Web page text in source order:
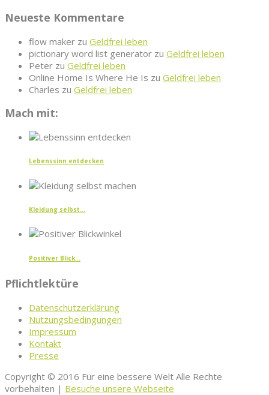
Neueste Kommentare
flow maker zu Geldfrei leben
pictionary word list generator zu Geldfrei leben
Peter zu Geldfrei leben
Online Home Is Where He Is zu Geldfrei leben
Charles zu Geldfrei leben
Mach mit:
Lebenssinn entdecken
Kleidung selbst...
Positiver Blick...
Pflichtlektüre
Datenschutzerklärung
Nutzungsbedingungen
Impressum
Kontakt
Presse
Copyright © 2016 Für eine bessere Welt Alle Rechte
vorbehalten | Besuche unsere Webseite